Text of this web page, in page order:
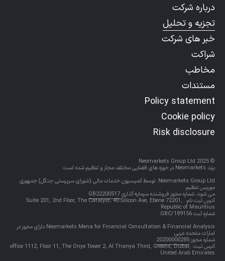
درباره شرکت
تجزیه و تحلیل
خبر های شرکت
شراکت
مخاطب
مستندات
Policy statement
Cookie policy
Risk disclosure
© Neomarkets Group Ltd 2025
برند Neomarkets در حوزه های قضایی مختلف مجاز و تنظیم شده است.
Neomarkets Group Ltd. توسط کمیسیون خدمات مالی (شورای سرپرستی جنگل) جمهوری
موریس تنظیم
می شود، شماره مجوز فروشنده سرمایه گذاریGB22200517
آدرس ثبت نام: Suite 201, 2nd Floor, The Catalyst، 40 Silicon Ave, Ebene 72201,
Republic of Mauritius
شماره ثبت 189156/GBC
Neomarkets Mena for Financial Consultation & Financial Analysis دارای مجوز در
امارات متحده عربی
شماره مجوز:20200000285
آدرس ثبت: office 1112, Floor 11, The Onyx Tower 2, Al Thanya Third, Greens, Dubai,
United Arab Emirates